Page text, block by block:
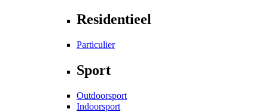
Residentieel
Particulier
Sport
Outdoorsport
Indoorsport